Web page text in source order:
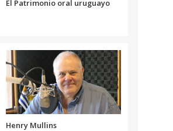
El Patrimonio oral uruguayo
Henry Mullins